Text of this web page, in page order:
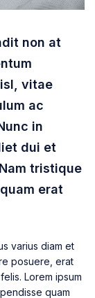
non at
vitae
ac
in
dui et
tristique
erat
varius diam et
posuere, erat
Lorem ipsum
quam